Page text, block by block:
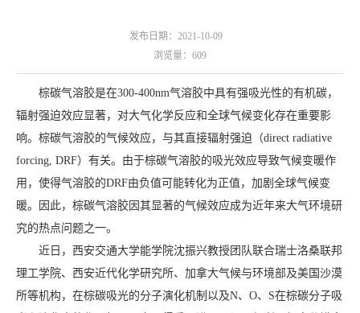
发布日期：2021-10-09
浏览量： 609
棕碳气溶胶是在300-400nm气溶胶中具有强吸光性的有机碳，
辐射强迫效应显著，对大气化学反应和全球气候变化存在重要影
响。棕碳气溶胶的气候效应，与其直接辐射强迫（direct radiative
forcing, DRF）有关。由于棕碳气溶胶的吸光效应导致气候变暖作
用，使得气溶胶的DRF由负值可能转化为正值，加剧全球气候变
暖。因此，棕碳气溶胶因其显著的气候效应成为近年来大气环境研
究的热点问题之一。
近日，西安交通大学能学院沈振兴教授团队联合瑞士洛桑联邦
理工学院、西安近代化学研究所、加拿大气候与环境部及美国沙漠
所等机构，在棕碳吸光的分子演化机制以及N、O、S在棕碳分子吸